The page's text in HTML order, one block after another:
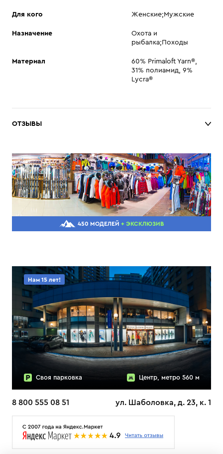
Для кого Женские;Мужские
Назначение
Охота и
рыбалка;Походы
Материал
60% Primaloft Yarn®,
31% полиамид, 9%
Lycra®
ОТЗЫВЫ
450 МОДЕЛЕЙ + ЭКСКЛЮЗИВ
Нам 15 лет!
Своя парковка Центр, метро 560 м
8 800 555 08 51 ул. Шаболовка, д. 23, к. 1